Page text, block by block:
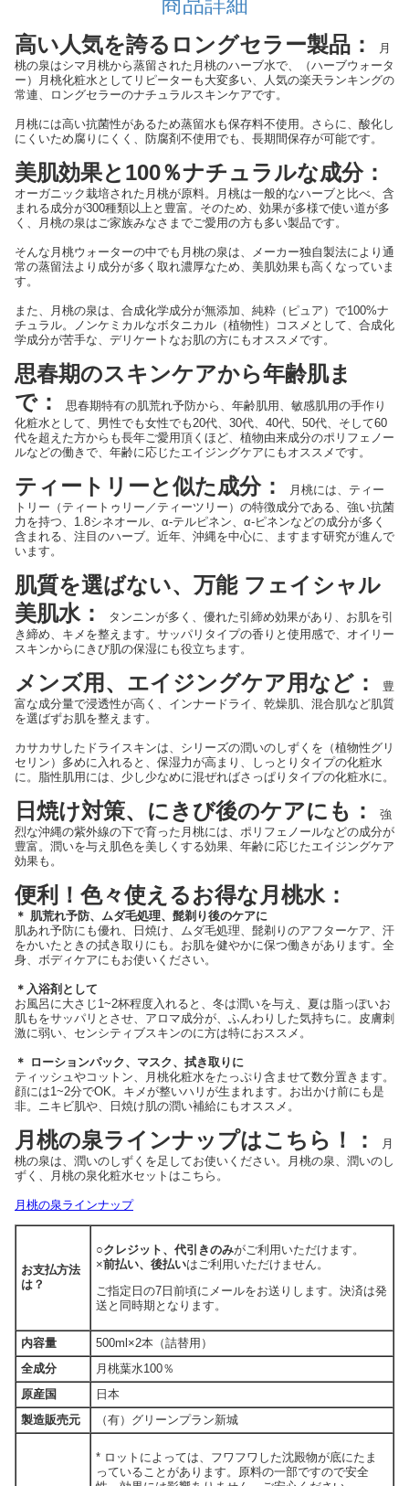
高い人気を誇るロングセラー製品：
月
桃の泉はシマ月桃から蒸留された月桃のハーブ水で、（ハーブウォータ
ー）月桃化粧水としてリピーターも大変多い、人気の楽天ランキングの
常連、ロングセラーのナチュラルスキンケアです。
月桃には高い抗菌性があるため蒸留水も保存料不使用。さらに、酸化し
にくいため腐りにくく、防腐剤不使用でも、長期間保存が可能です。
美肌効果と100％ナチュラルな成分：
オーガニック栽培された月桃が原料。月桃は一般的なハーブと比べ、含
まれる成分が300種類以上と豊富。そのため、効果が多様で使い道が多
く、月桃の泉はご家族みなさまでご愛用の方も多い製品です。
そんな月桃ウォーターの中でも月桃の泉は、メーカー独自製法により通
常の蒸留法より成分が多く取れ濃厚なため、美肌効果も高くなっていま
す。
また、月桃の泉は、合成化学成分が無添加、純粋（ピュア）で100%ナ
チュラル。ノンケミカルなボタニカル（植物性）コスメとして、合成化
学成分が苦手な、デリケートなお肌の方にもオススメです。
思春期のスキンケアから年齢肌ま
で：
思春期特有の肌荒れ予防から、年齢肌用、敏感肌用の手作り
化粧水として、男性でも女性でも20代、30代、40代、50代、そして60
代を超えた方からも長年ご愛用頂くほど、植物由来成分のポリフェノー
ルなどの働きで、年齢に応じたエイジングケアにもオススメです。
ティートリーと似た成分：
月桃には、ティー
トリー（ティートゥリー／ティーツリー）の特徴成分である、強い抗菌
力を持つ、1.8シネオール、α-テルピネン、α-ピネンなどの成分が多く
含まれる、注目のハーブ。近年、沖縄を中心に、ますます研究が進んで
います。
肌質を選ばない、万能 フェイシャル
美肌水：
タンニンが多く、優れた引締め効果があり、お肌を引
き締め、キメを整えます。サッパリタイプの香りと使用感で、オイリー
スキンからにきび肌の保湿にも役立ちます。
メンズ用、エイジングケア用など：
豊
富な成分量で浸透性が高く、インナードライ、乾燥肌、混合肌など肌質
を選ばずお肌を整えます。
カサカサしたドライスキンは、シリーズの潤いのしずくを（植物性グリ
セリン）多めに入れると、保湿力が高まり、しっとりタイプの化粧水
に。脂性肌用には、少し少なめに混ぜればさっぱりタイプの化粧水に。
日焼け対策、にきび後のケアにも：
強
烈な沖縄の紫外線の下で育った月桃には、ポリフェノールなどの成分が
豊富。潤いを与え肌色を美しくする効果、年齢に応じたエイジングケア
効果も。
便利！色々使えるお得な月桃水：
＊ 肌荒れ予防、ムダ毛処理、髭剃り後のケアに
肌あれ予防にも優れ、日焼け、ムダ毛処理、髭剃りのアフターケア、汗
をかいたときの拭き取りにも。お肌を健やかに保つ働きがあります。全
身、ボディケアにもお使いください。
＊入浴剤として
お風呂に大さじ1~2杯程度入れると、冬は潤いを与え、夏は脂っぽいお
肌もをサッパリとさせ、アロマ成分が、ふんわりした気持ちに。皮膚刺
激に弱い、センシティブスキンのに方は特におススメ。
＊ ローションパック、マスク、拭き取りに
ティッシュやコットン、月桃化粧水をたっぷり含ませて数分置きます。
顔には1~2分でOK。キメが整いハリが生まれます。お出かけ前にも是
非。ニキビ肌や、日焼け肌の潤い補給にもオススメ。
月桃の泉ラインナップはこちら！：
月
桃の泉は、潤いのしずくを足してお使いください。月桃の泉、潤いのし
ずく、月桃の泉化粧水セットはこちら。
月桃の泉ラインナップ
お支払方法
は？
○クレジット、代引きのみがご利用いただけます。
×前払い、後払いはご利用いただけません。
ご指定日の7日前頃にメールをお送りします。決済は発
送と同時期となります。
内容量
500ml×2本（詰替用）
全成分
月桃葉水100％
原産国
日本
製造販売元
（有）グリーンプラン新城
* ロットによっては、フワフワした沈殿物が底にたま
っていることがあります。原料の一部ですので安全